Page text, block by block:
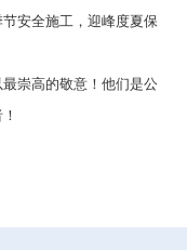
安全施工，迎峰度夏保
崇高的敬意！他们是公